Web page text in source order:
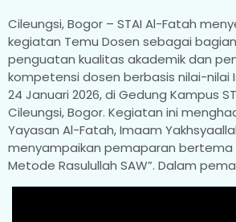
Cileungsi, Bogor – STAI Al-Fatah
kegiatan Temu Dosen sebagai
penguatan kualitas akademik dan
kompetensi dosen berbasis nilai-nilai
24 Januari 2026, di Gedung Kampus
Cileungsi, Bogor. Kegiatan ini
Yayasan Al-Fatah, Imaam
menyampaikan pemaparan bertema
Metode Rasulullah SAW”. Dalam